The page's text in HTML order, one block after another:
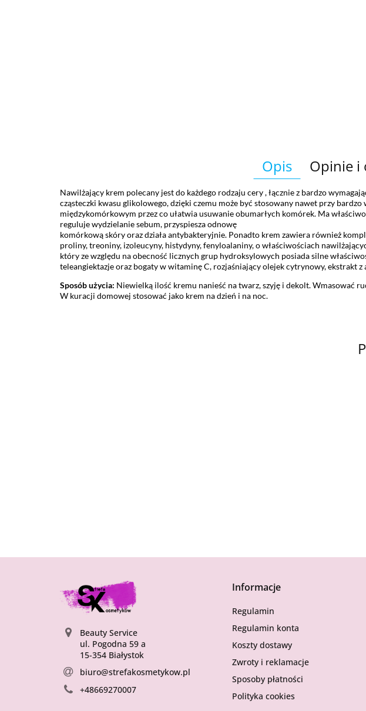
Opis Opinie i
Nawilżający krem polecany jest do każdego rodzaju cery , łącznie z bardzo
cząsteczki kwasu glikolowego, dzięki czemu może być stosowany nawet przy bardzo
międzykomórkowym przez co ułatwia usuwanie obumarłych komórek. Ma
reguluje wydzielanie sebum, przyspiesza odnowę
komórkową skóry oraz działa antybakteryjnie. Ponadto krem zawiera również
proliny, treoniny, izoleucyny, histydyny, fenyloalaniny, o właściwościach
który ze względu na obecność licznych grup hydroksylowych posiada silne
teleangiektazje oraz bogaty w witaminę C, rozjaśniający olejek cytrynowy, ekstrakt z
Sposób użycia: Niewielką ilość kremu nanieść na twarz, szyję i dekolt. Wmasować
W kuracji domowej stosować jako krem na dzień i na noc.
Beauty Service
ul. Pogodna 59 a
15-354 Białystok
biuro@strefakosmetykow.pl
+48669270007
Informacje
Regulamin
Regulamin konta
Koszty dostawy
Zwroty i reklamacje
Sposoby płatności
Polityka cookies